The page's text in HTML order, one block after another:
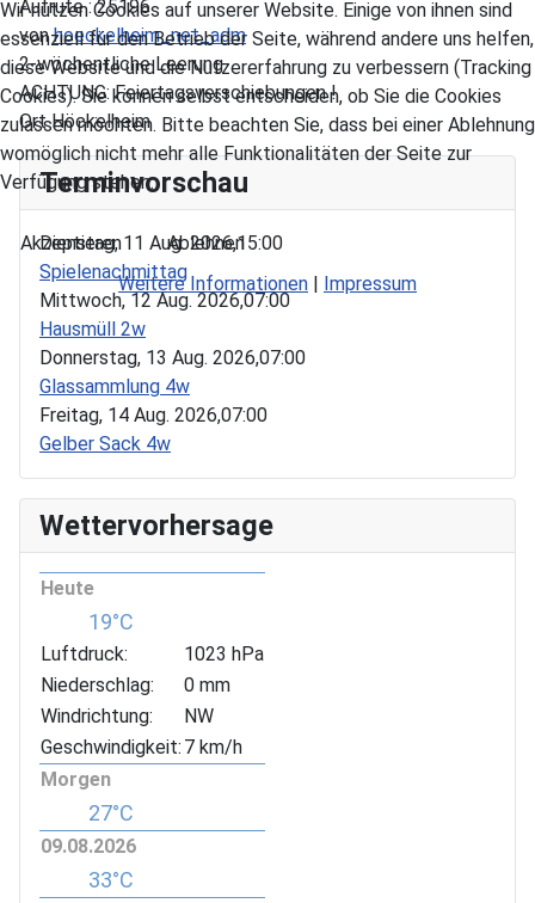
Aufrufe: 25196
vonhoeckelheim_net_adm
2-wöchentliche Leerung
ACHTUNG: Feiertagsverschiebungen !
OrtHöckelheim
Terminvorschau
Dienstag, 11 Aug. 2026,15:00
Spielenachmittag
Mittwoch, 12 Aug. 2026,07:00
Hausmüll 2w
Donnerstag, 13 Aug. 2026,07:00
Glassammlung 4w
Freitag, 14 Aug. 2026,07:00
Gelber Sack 4w
Wettervorhersage
Heute
19°C
Luftdruck:
1023 hPa
Niederschlag:
0 mm
Windrichtung:
NW
Geschwindigkeit: 7 km/h
Morgen
27°C
09.08.2026
33°C
Wir nutzen Cookies auf unserer Website. Einige von ihnen sind
essenziell für den Betrieb der Seite, während andere uns helfen,
diese Website und die Nutzererfahrung zu verbessern (Tracking
Cookies). Sie können selbst entscheiden, ob Sie die Cookies
zulassen möchten. Bitte beachten Sie, dass bei einer Ablehnung
womöglich nicht mehr alle Funktionalitäten der Seite zur
Verfügung stehen.
Akzeptieren
Ablehnen
Weitere Informationen | Impressum